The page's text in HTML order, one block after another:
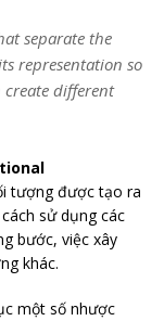
separate the
representation so
create different
tượng được tạo ra
sử dụng các
bước, việc xây
khác.
một số nhược